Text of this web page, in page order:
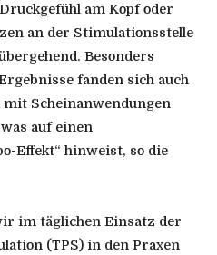
am Kopf oder
an der Stimulationsstelle
Besonders
fanden sich auch
Scheinanwendungen
auf einen
Effekt“ hinweist, so die
im täglichen Einsatz der
(TPS) in den Praxen